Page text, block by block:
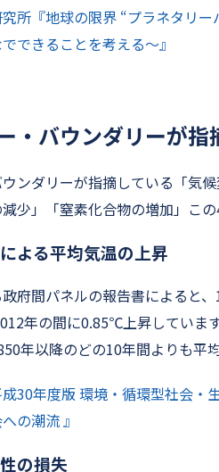
所『地球の限界 “プラネタリ
できることを考える～』
・バウンダリーが指
ンダリーが指摘している「気
少」「窒素化合物の増加」こ
よる平均気温の上昇
府間パネルの報告書によると
年の間に0.85℃上昇していま
年以降のどの10年間よりも平
30年度版 環境・循環型社会
の潮流 』
の損失